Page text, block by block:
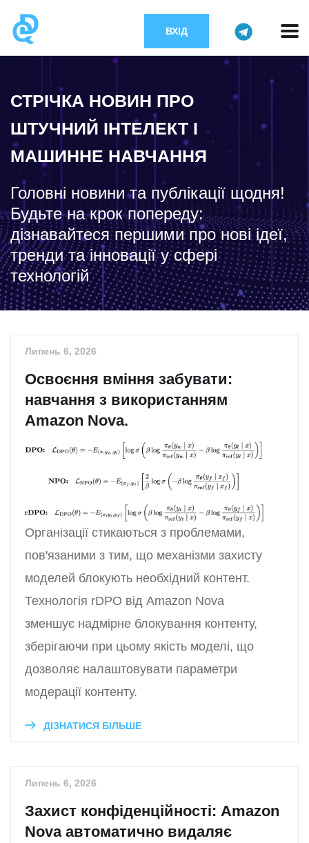
ВХІД
СТРІЧКА НОВИН ПРО
ШТУЧНИЙ ІНТЕЛЕКТ І
МАШИННЕ НАВЧАННЯ
Головні новини та публікації щодня!
Будьте на крок попереду:
дізнавайтеся першими про нові ідеї,
тренди та інновації у сфері
технологій
Липень 6, 2026
Освоєння вміння забувати:
навчання з використанням
Amazon Nova.
Організації стикаються з проблемами,
пов'язаними з тим, що механізми захисту
моделей блокують необхідний контент.
Технологія rDPO від Amazon Nova
зменшує надмірне блокування контенту,
зберігаючи при цьому якість моделі, що
дозволяє налаштовувати параметри
модерації контенту.
ДІЗНАТИСЯ БІЛЬШЕ
Липень 6, 2026
Захист конфіденційності: Amazon
Nova автоматично видаляє